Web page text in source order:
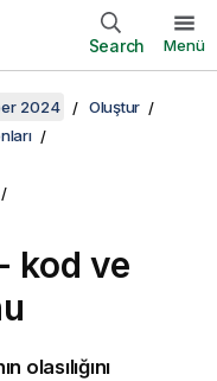
Search Menü
2024
Oluştur
kod ve
olasılığını